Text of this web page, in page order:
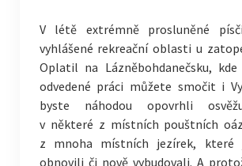
V létě extrémně prosluněné
vyhlášené rekreační oblasti u
Oplatil na Lázněbohdanečsku,
odvedené práci můžete smočit i
byste náhodou opovrhli
v některé z místních pouštních
z mnoha místních jezírek, které
obnovili či nově vybudovali. A